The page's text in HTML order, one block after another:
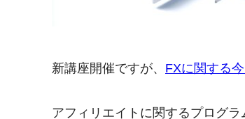
新講座開催ですが、 FXに関する
アフィリエイトに関するプログ